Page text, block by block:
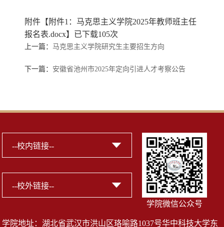
附件【 附件1：马克思主义学院2025年教师班主任
报名表.docx】已下载105次
上一篇：马克思主义学院研究生主要招生方向
下一篇： 安徽省池州市2025年定向引进人才考察公告
学院微信公众号
学院地址：湖北省武汉市洪山区珞喻路1037号华中科技大学东